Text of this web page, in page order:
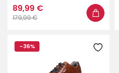
89,99 €
179,99 €
-36%